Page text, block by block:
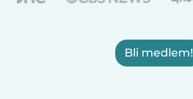
Bli medlem!